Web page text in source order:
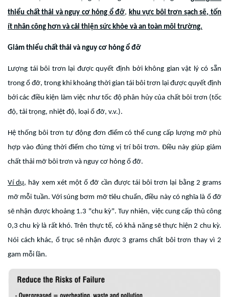
thiểu chất thải và nguy cơ hỏng ổ đỡ, khu vực bôi trơn sạch sẽ, tốn
ít nhân công hơn và cải thiện sức khỏe và an toàn môi trường.
Giảm thiểu chất thải và nguy cơ hỏng ổ đỡ
Lượng tái bôi trơn lại được quyết định bởi không gian vật lý có sẵn
trong ổ đỡ, trong khi khoảng thời gian tái bôi trơn lại được quyết định
bởi các điều kiện làm việc như tốc độ phân hủy của chất bôi trơn (tốc
độ, tải trọng, nhiệt độ, loại ổ đỡ, v.v.).
Hệ thống bôi trơn tự động đơn điểm có thể cung cấp lượng mỡ phù
hợp vào đúng thời điểm cho từng vị trí bôi trơn. Điều này giúp giảm
chất thải mỡ bôi trơn và nguy cơ hỏng ổ đỡ.
Ví dụ, hãy xem xét một ổ đỡ cần được tái bôi trơn lại bằng 2 grams
mỡ mỗi tuần. Với súng bơm mỡ tiêu chuẩn, điều này có nghĩa là ổ đỡ
sẽ nhận được khoảng 1.3 "chu kỳ". Tuy nhiên, việc cung cấp thủ công
0,3 chu kỳ là rất khó. Trên thực tế, có khả năng sẽ thực hiện 2 chu kỳ.
Nói cách khác, ổ trục sẽ nhận được 3 grams chất bôi trơn thay vì 2
gam mỗi lần.